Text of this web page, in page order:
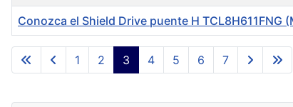
Articles
Conozca el Shield Drive puente H TCL8H611FNG
1 2 3 4 5 6 7